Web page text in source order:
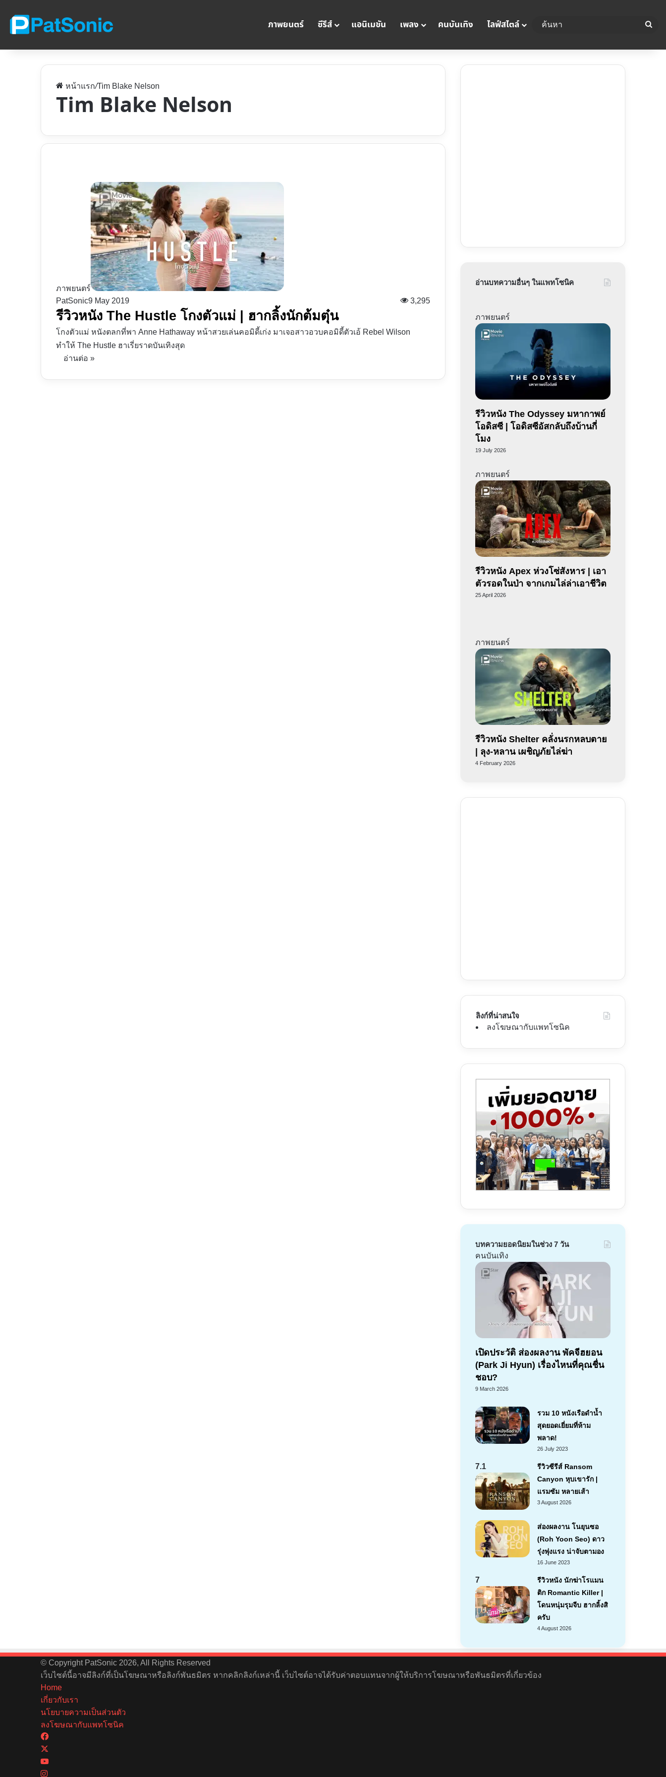
ภาพยนตร์ ซีรีส์ แอนิเมชัน เพลง คนบันเทิง ไลฟ์สไตล์
หน้าแรก/Tim Blake Nelson
Tim Blake Nelson
ภาพยนตร์
PatSonic9 May 2019 3,295
รีวิวหนัง The Hustle โกงตัวแม่ | ฮากลิ้งนักต้มตุ๋น
โกงตัวแม่ หนังตลกที่พา Anne Hathaway หน้าสวยเล่นคอมิดี้เก่ง มาเจอสาวอวบคอมิดี้ตัวเอ้ Rebel Wilson
ทำให้ The Hustle ฮาเรี่ยราดบันเทิงสุด
อ่านต่อ »
อ่านบทความอื่นๆ ในแพทโซนิค
ภาพยนตร์
รีวิวหนัง The Odyssey มหากาพย์
โอดิสซี | โอดิสซีอัสกลับถึงบ้านกี่
โมง
19 July 2026
ภาพยนตร์
รีวิวหนัง Apex ห่วงโซ่สังหาร | เอา
ตัวรอดในป่า จากเกมไล่ล่าเอาชีวิต
25 April 2026
ภาพยนตร์
รีวิวหนัง Shelter คลั่งนรกหลบตาย
| ลุง-หลาน เผชิญภัยไล่ฆ่า
4 February 2026
ลิงก์ที่น่าสนใจ
ลงโฆษณากับแพทโซนิค
บทความยอดนิยมในช่วง 7 วัน
คนบันเทิง
เปิดประวัติ ส่องผลงาน พัคจีฮยอน
(Park Ji Hyun) เรื่องไหนที่คุณชื่น
ชอบ?
9 March 2026
รวม 10 หนังเรือดำน้ำ
สุดยอดเยี่ยมที่ห้าม
พลาด!
26 July 2023
7.1
รีวิวซีรีส์ Ransom
Canyon หุบเขารัก |
แรมซัม หลายเส้า
3 August 2026
ส่องผลงาน โนยุนซอ
(Roh Yoon Seo) ดาว
รุ่งพุ่งแรง น่าจับตามอง
16 June 2023
7
รีวิวหนัง นักฆ่าโรแมน
ติก Romantic Killer |
โดนหนุ่มรุมจีบ ฮากลิ้งสิ
ครับ
4 August 2026
© Copyright PatSonic 2026, All Rights Reserved
เว็บไซต์นี้อาจมีลิงก์ที่เป็นโฆษณาหรือลิงก์พันธมิตร หากคลิกลิงก์เหล่านี้ เว็บไซต์อาจได้รับค่าตอบแทนจากผู้ให้บริการโฆษณาหรือพันธมิตรที่เกี่ยวข้อง
Home
เกี่ยวกับเรา
นโยบายความเป็นส่วนตัว
ลงโฆษณากับแพทโซนิค